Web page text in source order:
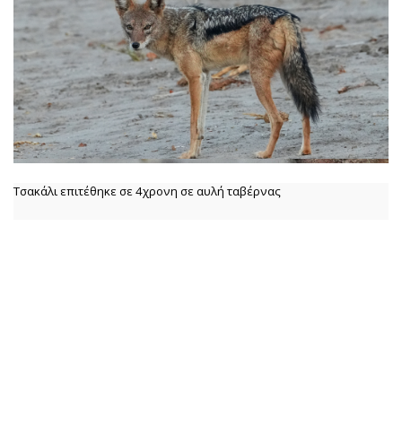
Τσακάλι επιτέθηκε σε 4χρονη σε αυλή ταβέρνας